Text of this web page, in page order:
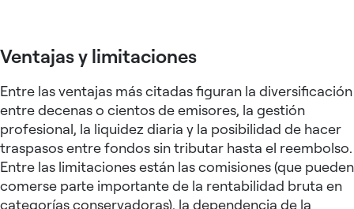
Ventajas y limitaciones
Entre las ventajas más citadas figuran la diversificación
entre decenas o cientos de emisores, la gestión
profesional, la liquidez diaria y la posibilidad de hacer
traspasos entre fondos sin tributar hasta el reembolso.
Entre las limitaciones están las comisiones (que pueden
comerse parte importante de la rentabilidad bruta en
categorías conservadoras), la dependencia de la